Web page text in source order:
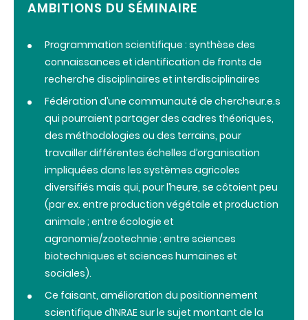
:
lieux
et
perspectives
de
AMBITIONS DU SÉMINAIRE
Programmation scientifique : synthèse des
connaissances et identification de fronts de
recherche disciplinaires et interdisciplinaires
Fédération d’une communauté de chercheur.e.s
qui pourraient partager des cadres théoriques,
des méthodologies ou des terrains, pour
travailler différentes échelles d’organisation
impliquées dans les systèmes agricoles
diversifiés mais qui, pour l’heure, se côtoient peu
(par ex. entre production végétale et production
animale ; entre écologie et
agronomie/zootechnie ; entre sciences
biotechniques et sciences humaines et
sociales).
Ce faisant, amélioration du positionnement
scientifique d’INRAE sur le sujet montant de la